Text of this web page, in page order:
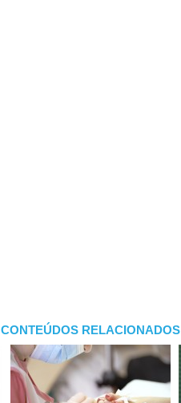
CONTEÚDOS RELACIONADOS